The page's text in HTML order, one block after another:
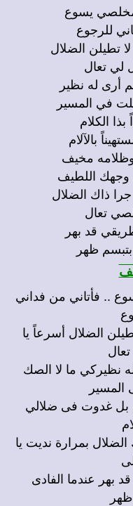
للرجوع
تطيلن الضلال
لي تعال
في المسير
بالآلام
اللطيف
تعال
ظهر
.. فأتاني من فداني
الضلال أسرعاً يا
نظيركي ما لا الصك
بل غدوت فى ضلالي
بمرارة نديت يا
بهر عندما الفادى